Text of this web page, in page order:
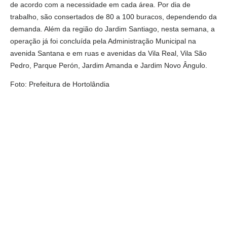
de acordo com a necessidade em cada área. Por dia de
trabalho, são consertados de 80 a 100 buracos, dependendo da
demanda. Além da região do Jardim Santiago, nesta semana, a
operação já foi concluída pela Administração Municipal na
avenida Santana e em ruas e avenidas da Vila Real, Vila São
Pedro, Parque Perón, Jardim Amanda e Jardim Novo Ângulo.
Foto: Prefeitura de Hortolândia